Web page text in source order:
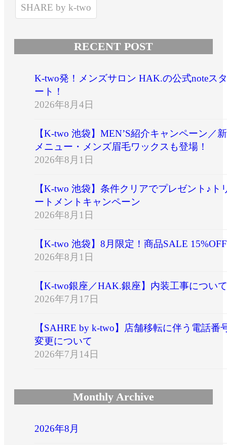
SHARE by k-two
RECENT POST
K-two発！メンズサロン HAK.の公式noteスタ
ート！
2026年8月4日
【K-two 池袋】MEN’S紹介キャンペーン／新
メニュー・メンズ眉毛ワックスも登場！
2026年8月1日
【K-two 池袋】条件クリアでプレゼント♪ト
ートメントキャンペーン
2026年8月1日
【K-two 池袋】8月限定！商品SALE 15%OFF
2026年8月1日
【K-two銀座／HAK.銀座】内装工事について
2026年7月17日
【SAHRE by k-two】店舗移転に伴う電話番
変更について
2026年7月14日
Monthly Archive
2026年8月